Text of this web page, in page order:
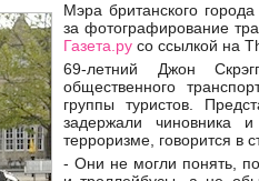
Мэра британского
за фотографирование
Газета.ру со ссылкой на
69-летний Джон
общественного
группы туристов.
задержали
терроризме, говорится в
- Они не могли понять,